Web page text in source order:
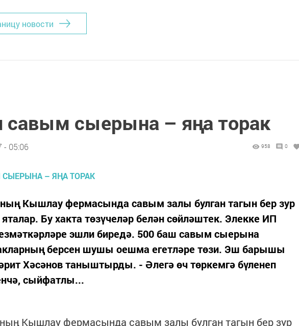
новости
сыерына – яңа торак
- 05:06 958 0
Кышлау фермасында савым залы булган тагын бер зур
Бу хакта төзүчеләр бе­лән сөйләштек. Элекке ИП
эшли биредә. 500 баш савым сыерына
берсен шушы оешма егетләре төзи. Эш барышы
Хә­сәнов таныштырды. - Әлегә өч төркемгә бү­ленеп
сыйфатлы...
Кышлау фермасында савым залы булган тагын бер зур